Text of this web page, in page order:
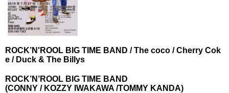
ROCK’N'ROOL BIG TIME BAND / The coco / Cherry Cok
e / Duck & The Billys
ROCK’N’ROOL BIG TIME BAND
(CONNY / KOZZY IWAKAWA /TOMMY KANDA)